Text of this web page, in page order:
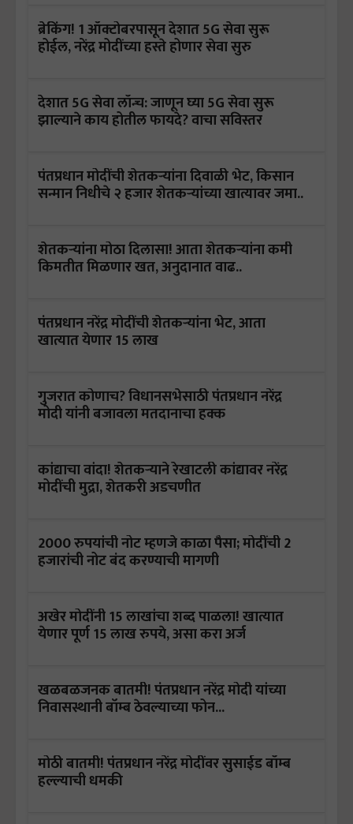
ब्रेकिंग! 1 ऑक्टोबरपासून देशात 5G सेवा सुरू
होईल, नरेंद्र मोदींच्या हस्ते होणार सेवा सुरु
देशात 5G सेवा लॉन्च: जाणून घ्या 5G सेवा सुरू
झाल्याने काय होतील फायदे? वाचा सविस्तर
पंतप्रधान मोदींची शेतकऱ्यांना दिवाळी भेट, किसान
सन्मान निधीचे २ हजार शेतकऱ्यांच्या खात्यावर जमा..
शेतकऱ्यांना मोठा दिलासा! आता शेतकऱ्यांना कमी
किमतीत मिळणार खत, अनुदानात वाढ..
पंतप्रधान नरेंद्र मोदींची शेतकऱ्यांना भेट, आता
खात्यात येणार 15 लाख
गुजरात कोणाच? विधानसभेसाठी पंतप्रधान नरेंद्र
मोदी यांनी बजावला मतदानाचा हक्क
कांद्याचा वांदा! शेतकऱ्याने रेखाटली कांद्यावर नरेंद्र
मोदींची मुद्रा, शेतकरी अडचणीत
2000 रुपयांची नोट म्हणजे काळा पैसा; मोदींची 2
हजारांची नोट बंद करण्याची मागणी
अखेर मोदींनी 15 लाखांचा शब्द पाळला! खात्यात
येणार पूर्ण 15 लाख रुपये, असा करा अर्ज
खळबळजनक बातमी! पंतप्रधान नरेंद्र मोदी यांच्या
निवासस्थानी बॉम्ब ठेवल्याच्या फोन...
मोठी बातमी! पंतप्रधान नरेंद्र मोदींवर सुसाईड बॉम्ब
हल्ल्याची धमकी